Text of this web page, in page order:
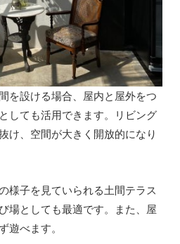
を設ける場合、屋内と屋外をつ
しても活用できます。リビング
け、空間が大きく開放的になり
様子を見ていられる土間テラス
場としても最適です。また、屋
遊べます。